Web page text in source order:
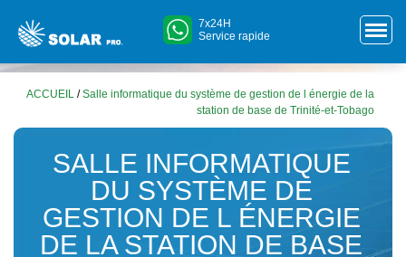
7x24H
Service rapide
ACCUEIL /Salle informatique du système de gestion de l énergie de la
station de base de Trinité-et-Tobago
SALLE INFORMATIQUE
DU SYSTÈME DE
GESTION DE L ÉNERGIE
DE LA STATION DE BASE